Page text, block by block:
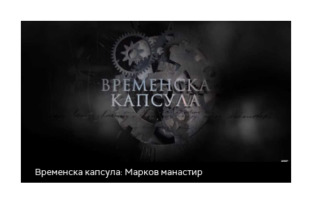
Временска капсула: Марков манастир